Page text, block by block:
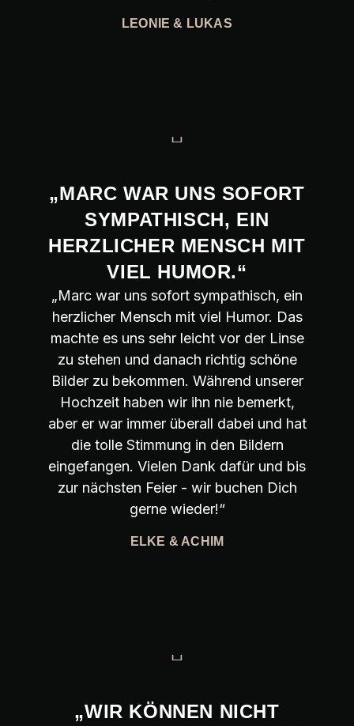
LEONIE & LUKAS
„MARC WAR UNS SOFORT
SYMPATHISCH, EIN
HERZLICHER MENSCH MIT
VIEL HUMOR.“
„Marc war uns sofort sympathisch, ein
herzlicher Mensch mit viel Humor. Das
machte es uns sehr leicht vor der Linse
zu stehen und danach richtig schöne
Bilder zu bekommen. Während unserer
Hochzeit haben wir ihn nie bemerkt,
aber er war immer überall dabei und hat
die tolle Stimmung in den Bildern
eingefangen. Vielen Dank dafür und bis
zur nächsten Feier - wir buchen Dich
gerne wieder!“
ELKE & ACHIM
„WIR KÖNNEN NICHT